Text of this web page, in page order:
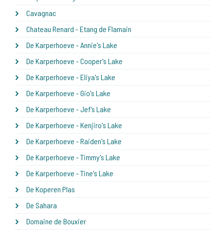
Cavagnac
Chateau Renard - Etang de Flamain
De Karperhoeve - Annie's Lake
De Karperhoeve - Cooper's Lake
De Karperhoeve - Eliya's Lake
De Karperhoeve - Gio's Lake
De Karperhoeve - Jef's Lake
De Karperhoeve - Kenjiro's Lake
De Karperhoeve - Raiden's Lake
De Karperhoeve - Timmy's Lake
De Karperhoeve - Tine's Lake
De Koperen Plas
De Sahara
Domaine de Bouxier